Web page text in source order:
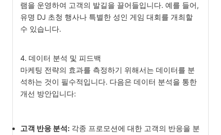
램을 운영하여 고객의 발길을 끌어들입니다. 예를 들어,
유명 DJ 초청 행사나 특별한 성인 게임 대회를 개최할
수 있습니다.
4. 데이터 분석 및 피드백
마케팅 전략의 효과를 측정하기 위해서는 데이터를 분
석하는 것이 필수적입니다. 다음은 데이터 분석을 통한
개선 방안입니다:
고객 반응 분석: 각종 프로모션에 대한 고객의 반응을 분